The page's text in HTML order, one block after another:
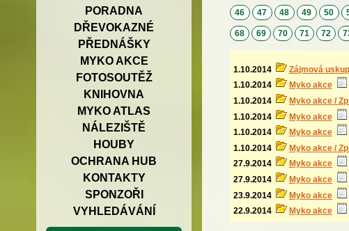
PORADNA
DŘEVOKAZNÉ
PŘEDNÁŠKY
MYKO AKCE
FOTOSOUTĚŽ
KNIHOVNA
MYKO ATLAS
NÁLEZIŠTĚ
HOUBY
OCHRANA HUB
KONTAKTY
SPONZOŘI
VYHLEDÁVÁNÍ
46 47 48 49 50
68 69 70 71 72
1.10.2014 Zájmová
1.10.2014
Myko akce
1.10.2014
Myko akce /
1.10.2014
Myko akce
1.10.2014
Myko akce
1.10.2014
Myko akce /
27.9.2014
Myko akce
27.9.2014
Myko akce
23.9.2014
Myko akce
22.9.2014
Myko akce